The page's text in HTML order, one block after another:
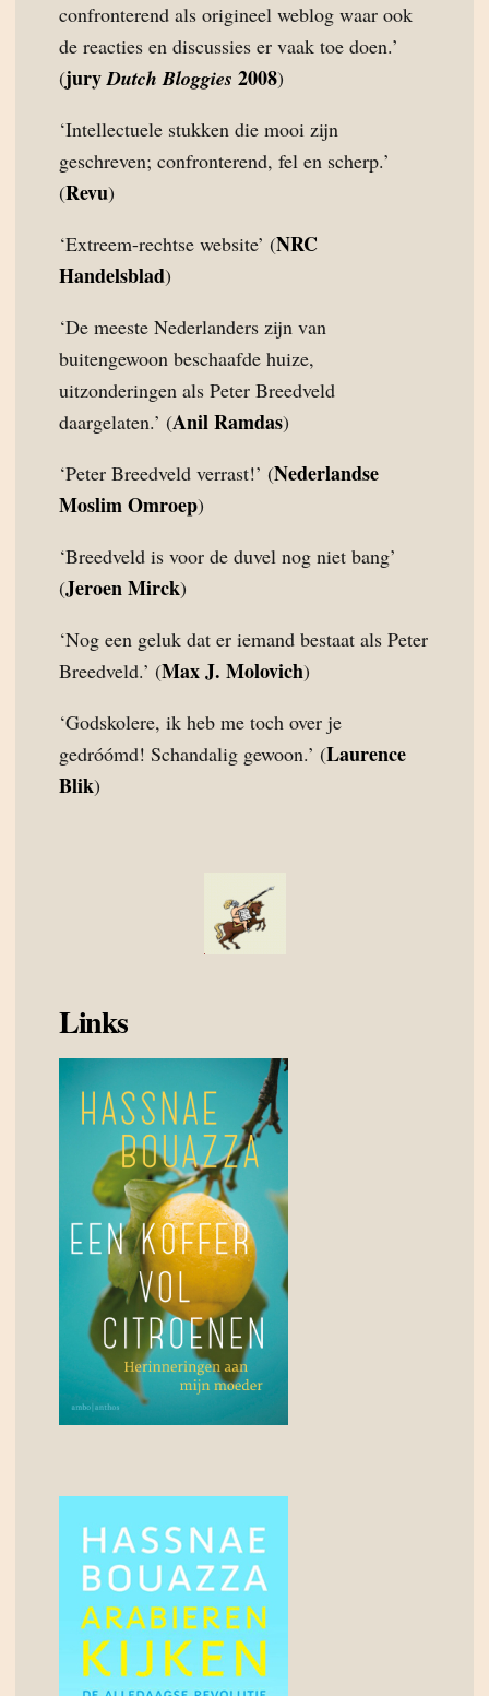
confronterend als origineel weblog waar ook
de reacties en discussies er vaak toe doen.’
(juryDutch Bloggies 2008)
‘Intellectuele stukken die mooi zijn
geschreven; confronterend, fel en scherp.’
(Revu)
‘Extreem-rechtse website’ (NRC
Handelsblad)
‘De meeste Nederlanders zijn van
buitengewoon beschaafde huize,
uitzonderingen als Peter Breedveld
daargelaten.’ (Anil Ramdas)
‘Peter Breedveld verrast!’ (Nederlandse
Moslim Omroep)
‘Breedveld is voor de duvel nog niet bang’
(Jeroen Mirck)
‘Nog een geluk dat er iemand bestaat als Peter
Breedveld.’ (Max J. Molovich)
‘Godskolere, ik heb me toch over je
gedróómd! Schandalig gewoon.’ (Laurence
Blik)
Links